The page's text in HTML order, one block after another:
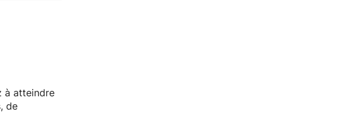
moi pour
qui
à atteindre
de